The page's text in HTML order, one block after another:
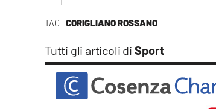
TAG CORIGLIANO ROSSANO
Tutti gli articoli di Sport